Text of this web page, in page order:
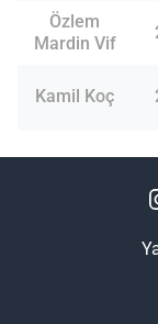
Özlem
Mardin Vif
Kamil Koç